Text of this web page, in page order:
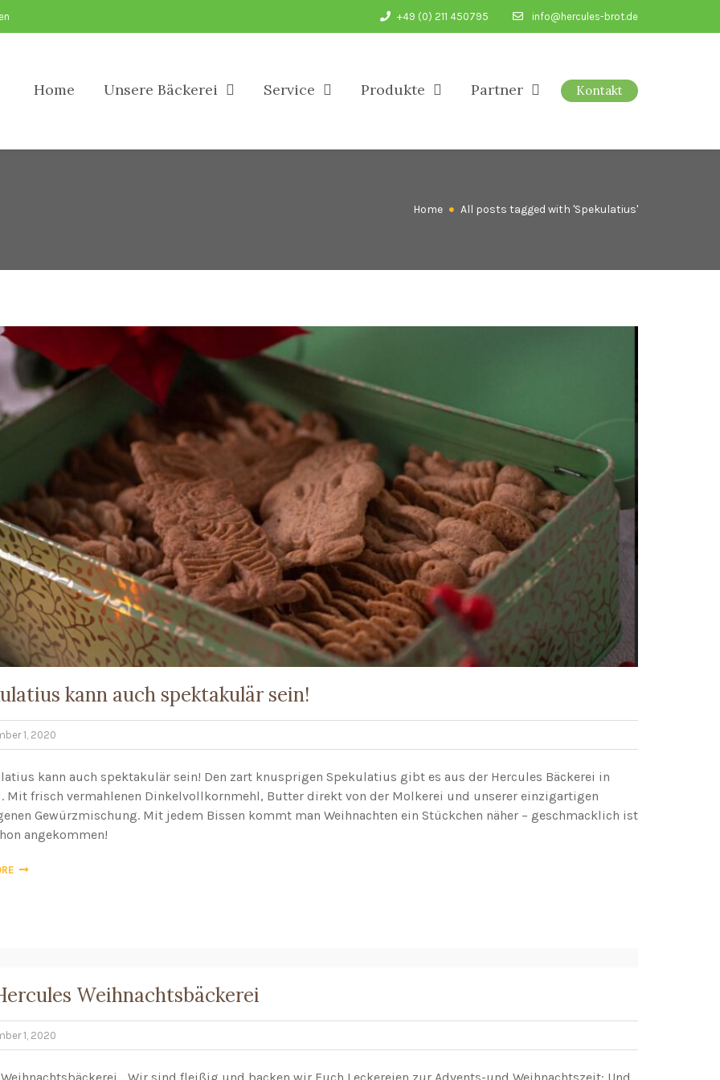
+49 (0) 211 450795 info@hercules-brot.de
Home Unsere Bäckerei Service Produkte Partner Kontakt
Home All posts tagged with 'Spekulatius'
kann auch spektakulär sein!
1, 2020
kann auch spektakulär sein! Den zart knusprigen Spekulatius gibt es aus der Hercules Bäckerei in
Mit frisch vermahlenen Dinkelvollkornmehl, Butter direkt von der Molkerei und unserer einzigartigen
Gewürzmischung. Mit jedem Bissen kommt man Weihnachten ein Stückchen näher – geschmacklich ist
angekommen!
Weihnachtsbäckerei
1, 2020